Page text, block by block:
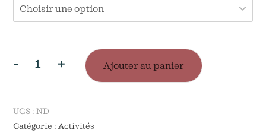
-
Activité
:
+ Ajouter au panier
UGS : ND
Catégorie : Activités